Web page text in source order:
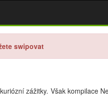
swipovat
zážitky. Však kompilace